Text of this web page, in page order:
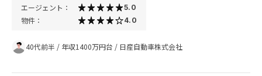
エージェント： 5.0
物件： 4.0
40代前半 / 年収1400万円台 / 日産自動車株式会社